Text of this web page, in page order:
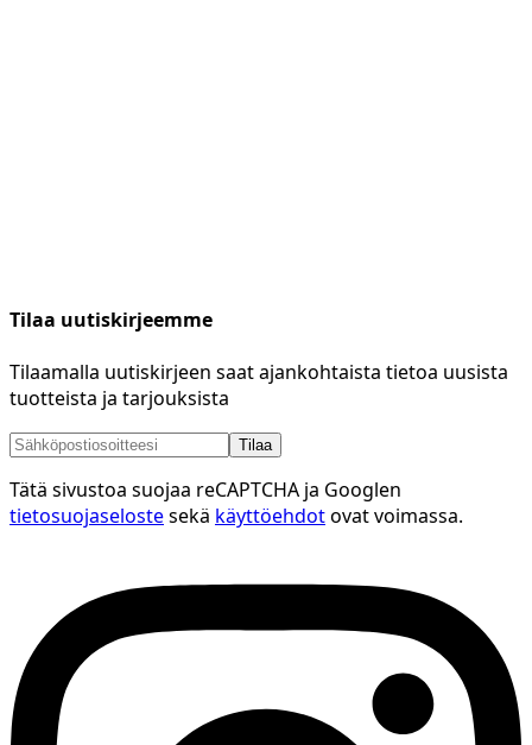
Tilaa uutiskirjeemme
Tilaamalla uutiskirjeen saat ajankohtaista tietoa uusista
tuotteista ja tarjouksista
Tilaa
Tätä sivustoa suojaa reCAPTCHA ja Googlen
tietosuojaselostesekä käyttöehdotovat voimassa.